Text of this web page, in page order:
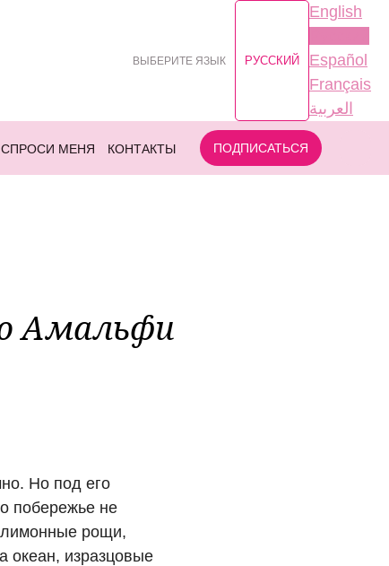
ВЫБЕРИТЕ ЯЗЫК РУССКИЙ
English
Español
Français
العربية
СПРОСИ МЕНЯ КОНТАКТЫ ПОДПИСАТЬСЯ
Амальфи
Но под его
побережье не
лимонные рощи,
океан, изразцовые